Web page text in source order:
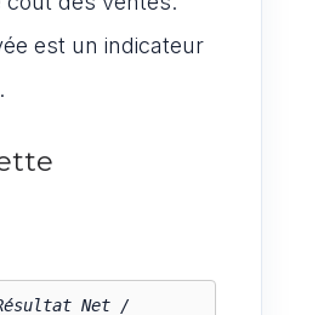
est un indicateur
Net /